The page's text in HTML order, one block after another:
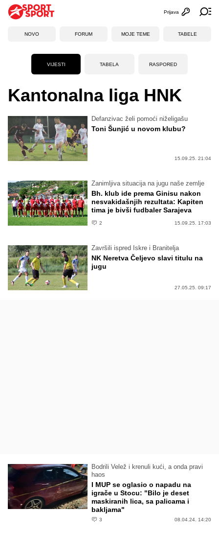
Otvori
Prijava
NOVO FORUM MOJE TEME TABELE
VIJESTI TABELA RASPORED
Kantonalna liga HNK
Defanzivac želi pomoći niželigašu
Toni Šunjić u novom klubu?
15.09.25. 21:04
Zanimljiva situacija na jugu naše zemlje
Bh. klub ide prema Ginisu nakon
nesvakidašnjih rezultata: Kapiten
tima je bivši fudbaler Sarajeva
2 15.09.25. 17:03
Završili ispred Iskre i Branitelja
NK Neretva Čeljevo slavi titulu na
jugu
27.05.25. 09:17
Bodrili Velež i krenuli kući, a onda pravi
haos
I MUP se oglasio o napadu na
igrače u Stocu: "Bilo je deset
maskiranih lica, sa palicama i
bakljama"
3 08.04.24. 14:20